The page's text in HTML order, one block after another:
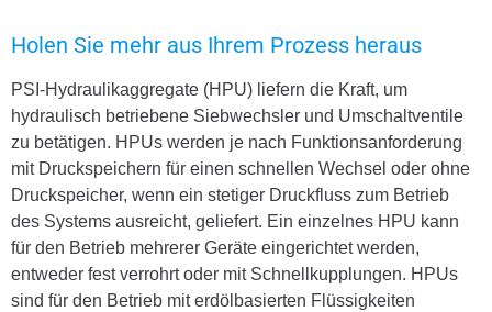
Holen Sie mehr aus Ihrem Prozess heraus
PSI-Hydraulikaggregate (HPU) liefern die Kraft, um
hydraulisch betriebene Siebwechsler und Umschaltventile
zu betätigen. HPUs werden je nach Funktionsanforderung
mit Druckspeichern für einen schnellen Wechsel oder ohne
Druckspeicher, wenn ein stetiger Druckfluss zum Betrieb
des Systems ausreicht, geliefert. Ein einzelnes HPU kann
für den Betrieb mehrerer Geräte eingerichtet werden,
entweder fest verrohrt oder mit Schnellkupplungen. HPUs
sind für den Betrieb mit erdölbasierten Flüssigkeiten